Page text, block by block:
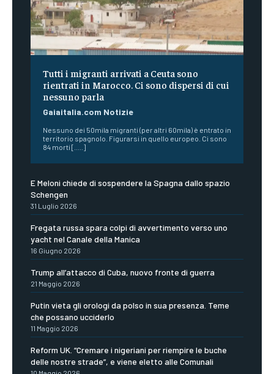
Tutti i migranti arrivati a Ceuta sono
rientrati in Marocco. Ci sono dispersi di cui
nessuno parla
Gaiaitalia.com Notizie
Nessuno dei 50mila migranti (per altri 60mila) è entrato in
territorio spagnolo. Figurarsi in quello europeo. Ci sono
84 morti [.....]
E Meloni chiede di sospendere la Spagna dallo spazio
Schengen
31 Luglio 2026
Fregata russa spara colpi di avvertimento verso uno
yacht nel Canale della Manica
16 Giugno 2026
Trump all’attacco di Cuba, nuovo fronte di guerra
21 Maggio 2026
Putin vieta gli orologi da polso in sua presenza. Teme
che possano ucciderlo
11 Maggio 2026
Reform UK. “Cremare i nigeriani per riempire le buche
delle nostre strade”, e viene eletto alle Comunali